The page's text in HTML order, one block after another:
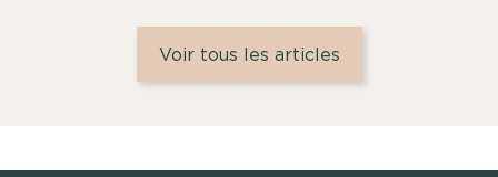
Voir tous les articles